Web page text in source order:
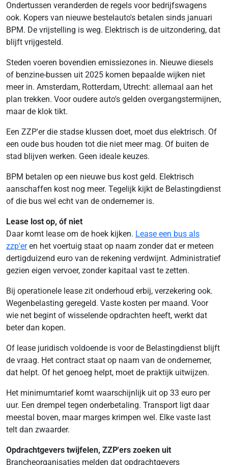
Ondertussen veranderden de regels voor bedrijfswagens
ook. Kopers van nieuwe bestelauto's betalen sinds januari
BPM. De vrijstelling is weg. Elektrisch is de uitzondering, dat
blijft vrijgesteld.
Steden voeren bovendien emissiezones in. Nieuwe diesels
of benzine-bussen uit 2025 komen bepaalde wijken niet
meer in. Amsterdam, Rotterdam, Utrecht: allemaal aan het
plan trekken. Voor oudere auto's gelden overgangstermijnen,
maar de klok tikt.
Een ZZP'er die stadse klussen doet, moet dus elektrisch. Of
een oude bus houden tot die niet meer mag. Of buiten de
stad blijven werken. Geen ideale keuzes.
BPM betalen op een nieuwe bus kost geld. Elektrisch
aanschaffen kost nog meer. Tegelijk kijkt de Belastingdienst
of die bus wel echt van de ondernemer is.
Lease lost op, óf niet
Daar komt lease om de hoek kijken. Lease een bus als
zzp'eren het voertuig staat op naam zonder dat er meteen
dertigduizend euro van de rekening verdwijnt. Administratief
gezien eigen vervoer, zonder kapitaal vast te zetten.
Bij operationele lease zit onderhoud erbij, verzekering ook.
Wegenbelasting geregeld. Vaste kosten per maand. Voor
wie net begint of wisselende opdrachten heeft, werkt dat
beter dan kopen.
Of lease juridisch voldoende is voor de Belastingdienst blijft
de vraag. Het contract staat op naam van de ondernemer,
dat helpt. Of het genoeg helpt, moet de praktijk uitwijzen.
Het minimumtarief komt waarschijnlijk uit op 33 euro per
uur. Een drempel tegen onderbetaling. Transport ligt daar
meestal boven, maar marges krimpen wel. Elke vaste last
telt dan zwaarder.
Opdrachtgevers twijfelen, ZZP'ers zoeken uit
Brancheorganisaties melden dat opdrachtgevers